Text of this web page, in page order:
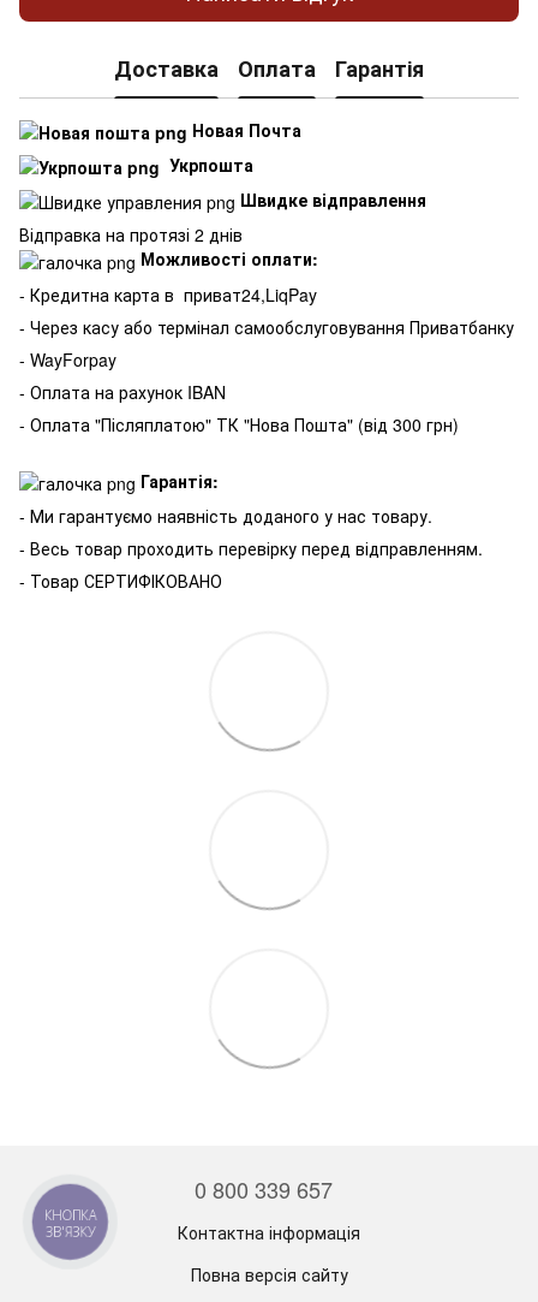
Доставка Оплата Гарантія
Новая Почта
Укрпошта
Швидке відправлення
Відправка на протязі 2 днів
Можливості оплати:
- Кредитна карта в приват24,LiqPay
- Через касу або термінал самообслуговування Приватбанку
- WayForpay
- Оплата на рахунок IBAN
- Оплата "Післяплатою" ТК "Нова Пошта" (від 300 грн)
Гарантія:
- Ми гарантуємо наявність доданого у нас товару.
- Весь товар проходить перевірку перед відправленням.
- Товар СЕРТИФІКОВАНО
0 800 339 657
Контактна інформація
Повна версія сайту
КНОПКА
ЗВ'ЯЗКУ